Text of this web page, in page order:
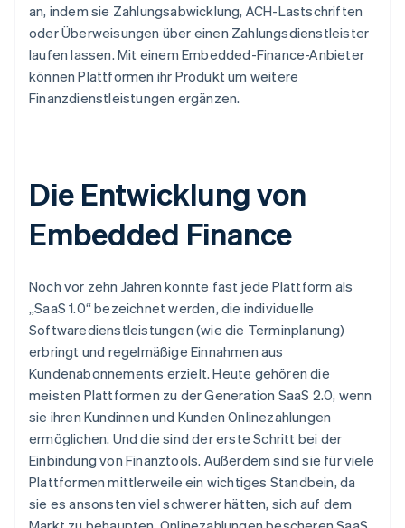
an, indem sie Zahlungsabwicklung, ACH-Lastschriften
oder Überweisungen über einen Zahlungsdienstleister
laufen lassen. Mit einem Embedded-Finance-Anbieter
können Plattformen ihr Produkt um weitere
Finanzdienstleistungen ergänzen.
Die Entwicklung von
Embedded Finance
Noch vor zehn Jahren konnte fast jede Plattform als
„SaaS 1.0“ bezeichnet werden, die individuelle
Softwaredienstleistungen (wie die Terminplanung)
erbringt und regelmäßige Einnahmen aus
Kundenabonnements erzielt. Heute gehören die
meisten Plattformen zu der Generation SaaS 2.0, wenn
sie ihren Kundinnen und Kunden Onlinezahlungen
ermöglichen. Und die sind der erste Schritt bei der
Einbindung von Finanztools. Außerdem sind sie für viele
Plattformen mittlerweile ein wichtiges Standbein, da
sie es ansonsten viel schwerer hätten, sich auf dem